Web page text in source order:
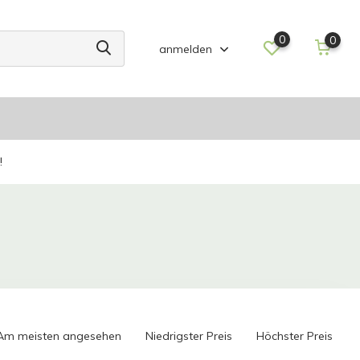
anmelden
0 0
meisten angesehen Niedrigster Preis Höchster Preis